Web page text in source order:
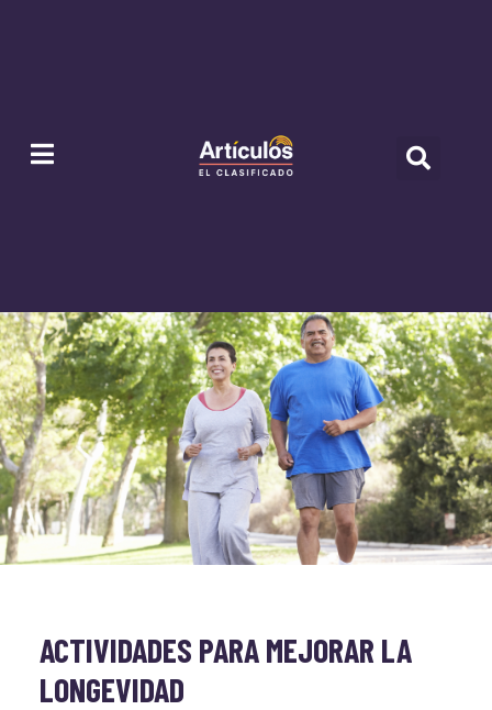
ACTIVIDADES PARA MEJORAR LA
LONGEVIDAD